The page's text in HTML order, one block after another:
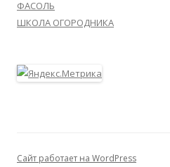
ФАСОЛЬ
ШКОЛА ОГОРОДНИКА
Сайт работает на WordPress